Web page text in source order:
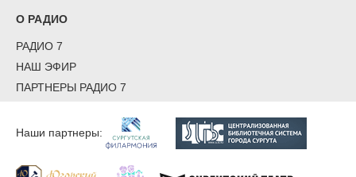
О РАДИО
РАДИО 7
НАШ ЭФИР
ПАРТНЕРЫ РАДИО 7
Наши партнеры: